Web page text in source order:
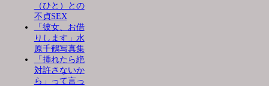
（ひと）との
不貞SEX
「彼女、お借
りします」水
原千鶴写真集
「挿れたら絶
対許さないか
ら」って言っ